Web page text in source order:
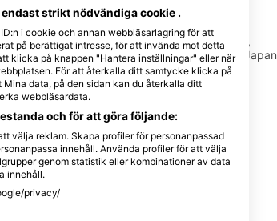
Tokyo -
海旅, umitabi
沖縄県中頭郡読谷村高志保429-1,
9040323 Okinawa, Okinawa - Japan
strikt nödvändiga cookie .
i cookie och annan webbläsarlagring för att
på berättigat intresse, för att invända mot detta
klicka på knappen "Hantera inställningar" eller när
För att återkalla ditt samtycke klicka på
data, på den sidan kan du återkalla ditt
webbläsardata.
och för att göra följande:
välja reklam. Skapa profiler för personanpassad
innehåll. Använda profiler för att välja
genom statistik eller kombinationer av data
innehåll.
privacy/